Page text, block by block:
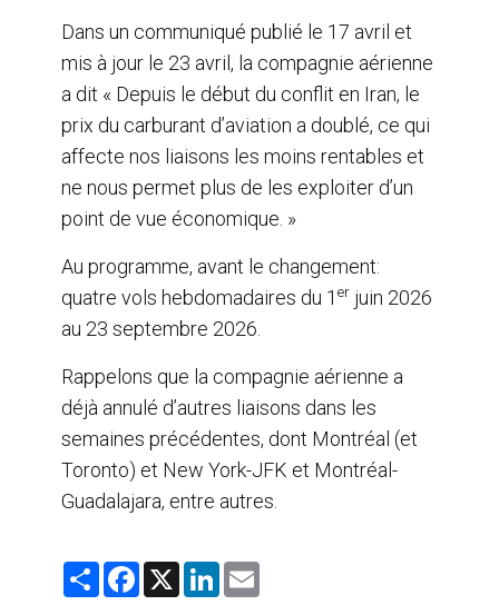
Dans un communiqué publié le 17 avril et
mis à jour le 23 avril, la compagnie aérienne
a dit « Depuis le début du conflit en Iran, le
prix du carburant d’aviation a doublé, ce qui
affecte nos liaisons les moins rentables et
ne nous permet plus de les exploiter d’un
point de vue économique. »
Au programme, avant le changement:
quatre vols hebdomadaires du 1 er juin 2026
au 23 septembre 2026.
Rappelons que la compagnie aérienne a
déjà annulé d’autres liaisons dans les
semaines précédentes, dont Montréal (et
Toronto) et New York-JFK et Montréal-
Guadalajara, entre autres.
S
F
X
L